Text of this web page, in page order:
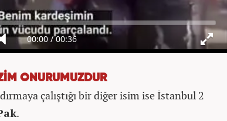
ONURUMUZDUR
çalıştığı bir diğer isim ise İstanbul 2
.